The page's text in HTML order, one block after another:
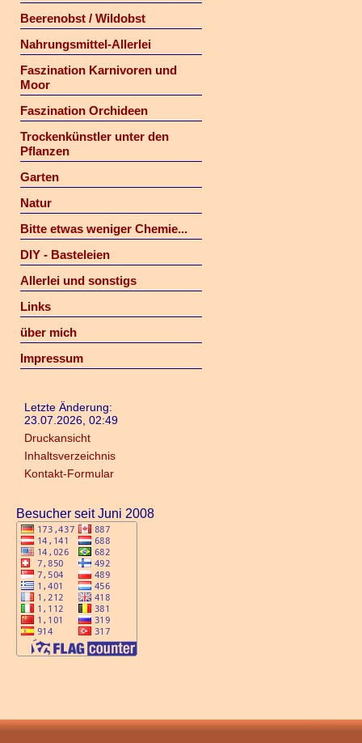
Beerenobst / Wildobst
Nahrungsmittel-Allerlei
Faszination Karnivoren und
Moor
Faszination Orchideen
Trockenkünstler unter den
Pflanzen
Garten
Natur
Bitte etwas weniger Chemie...
DIY - Basteleien
Allerlei und sonstigs
Links
über mich
Impressum
Letzte Änderung:
23.07.2026, 02:49
Druckansicht
Inhaltsverzeichnis
Kontakt-Formular
Besucher seit Juni 2008